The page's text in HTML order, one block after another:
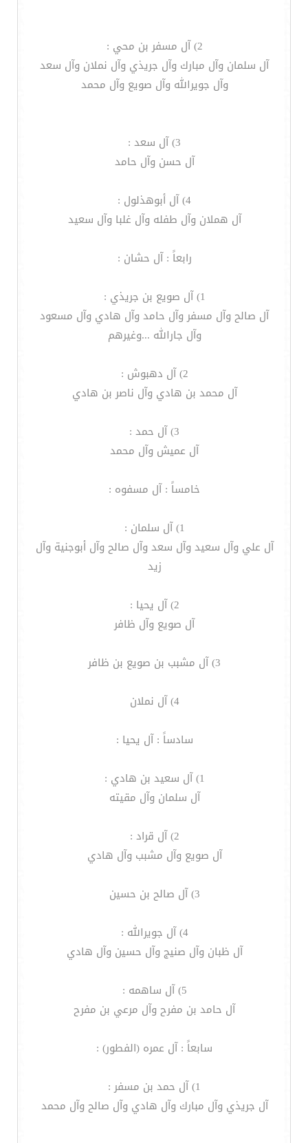
2) آل مسفر بن محي :
آل سلمان وآل مبارك وآل جريذي وآل نملان وآل سعد
وآل جويرالله وآل صويع وآل محمد
3) آل سعد :
آل حسن وآل حامد
4) آل أبوهذلول :
آل هملان وآل طفله وآل غلبا وآل سعيد
رابعاً : آل حشان :
1) آل صويع بن جريذي :
آل صالح وآل مسفر وآل حامد وآل هادي وآل مسعود
وآل جارالله ...وغيرهم
2) آل دهبوش :
آل محمد بن هادي وآل ناصر بن هادي
3) آل حمد :
آل عميش وآل محمد
خامساً : آل مسفوه :
1) آل سلمان :
آل علي وآل سعيد وآل سعد وآل صالح وآل أبوجنية وآل
زيد
2) آل يحيا :
آل صويع وآل ظافر
3) آل مشبب بن صويع بن ظافر
4) آل نملان
سادساً : آل يحيا :
1) آل سعيد بن هادي :
آل سلمان وآل مقيته
2) آل قراد :
آل صويع وآل مشبب وآل هادي
3) آل صالح بن حسين
4) آل جويرالله :
آل ظبان وآل صنيج وآل حسين وآل هادي
5) آل ساهمه :
آل حامد بن مفرح وآل مرعي بن مفرح
سابعاً : آل عمره (الفطور) :
1) آل حمد بن مسفر :
آل جريذي وآل مبارك وآل هادي وآل صالح وآل محمد